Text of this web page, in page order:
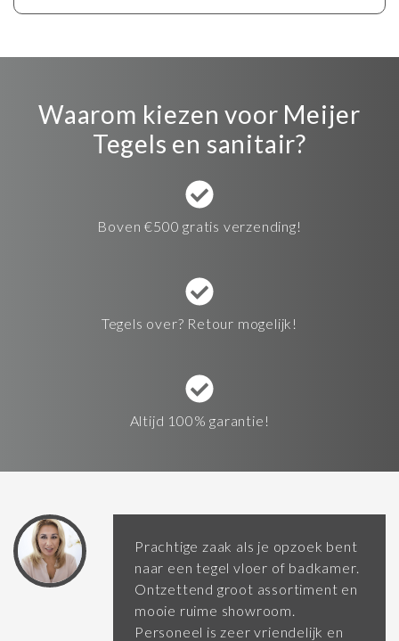
Waarom kiezen voor Meijer
Tegels en sanitair?
Boven €500 gratis verzending!
Tegels over? Retour mogelijk!
Altijd 100% garantie!
Prachtige zaak als je opzoek bent
naar een tegel vloer of badkamer.
Ontzettend groot assortiment en
mooie ruime showroom.
Personeel is zeer vriendelijk en